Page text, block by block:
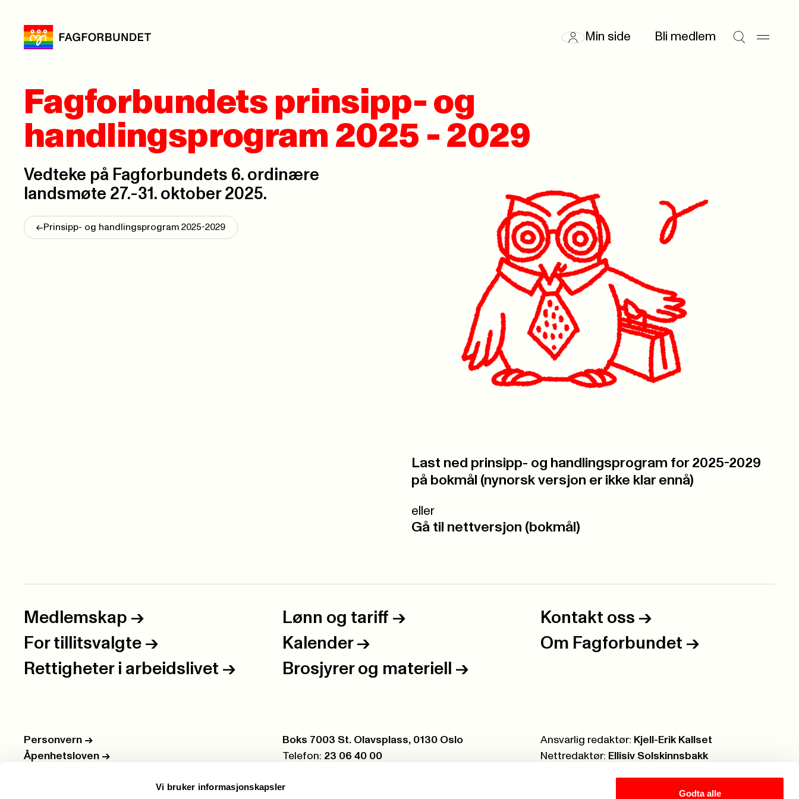
Vi bruker informasjonskapsler
Godta alle
Min side Bli medlem
Fagforbundets prinsipp- og
handlingsprogram 2025 - 2029
Vedteke på Fagforbundets 6. ordinære
landsmøte 27.-31. oktober 2025.
<- Prinsipp- og handlingsprogram 2025-2029
Last ned prinsipp- og handlingsprogram for 2025-2029
på bokmål (nynorsk versjon er ikke klar ennå)
eller
Gå til nettversjon (bokmål)
Medlemskap -> Lønn og tariff -> Kontakt oss ->
For tillitsvalgte -> Kalender -> Om Fagforbundet ->
Rettigheter i arbeidslivet -> Brosjyrer og materiell ->
Personvern ->
Åpenhetsloven ->
Postboks:
Boks 7003 St. Olavsplass, 0130 Oslo
Telefon: 23 06 40 00
Ansvarlig redaktør: Kjell-Erik Kallset
Nettredaktør: Ellisiv Solskinnsbakk